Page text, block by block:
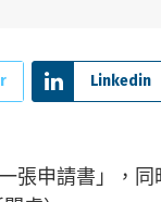
Linkedin
張申請書」，